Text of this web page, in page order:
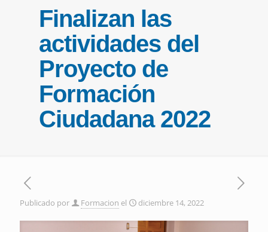
Finalizan las
actividades del
Proyecto de
Formación
Ciudadana 2022
Publicado por Formacion el diciembre 14, 2022